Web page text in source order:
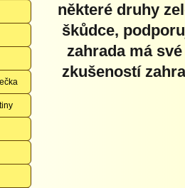
některé druhy
škůdce,
zahrada má
zkušeností